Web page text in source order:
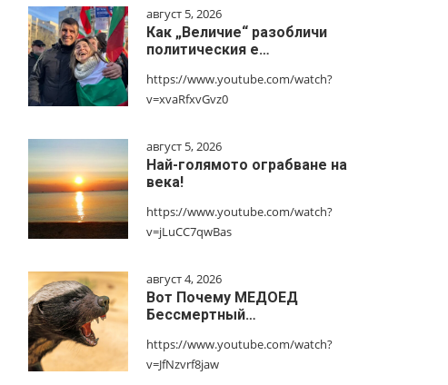
август 5, 2026
Как „Величие“ разобличи
политическия е…
https://www.youtube.com/watch?
v=xvaRfxvGvz0
август 5, 2026
Най-голямото ограбване на
века!
https://www.youtube.com/watch?
v=jLuCC7qwBas
август 4, 2026
Вот Почему МЕДОЕД
Бессмертный…
https://www.youtube.com/watch?
v=JfNzvrf8jaw